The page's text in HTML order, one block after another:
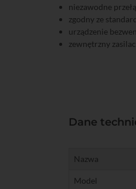
niezawodne
zgodny ze
urządzenie
zewnętrzny
Dane
Nazwa
Model